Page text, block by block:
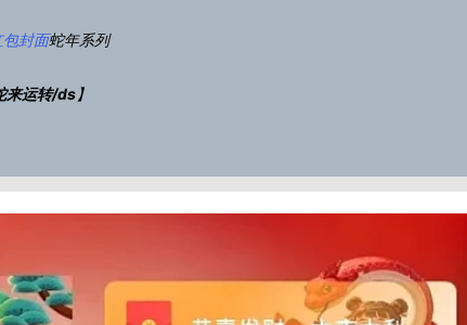
包封面蛇年系列
来运转/ds】